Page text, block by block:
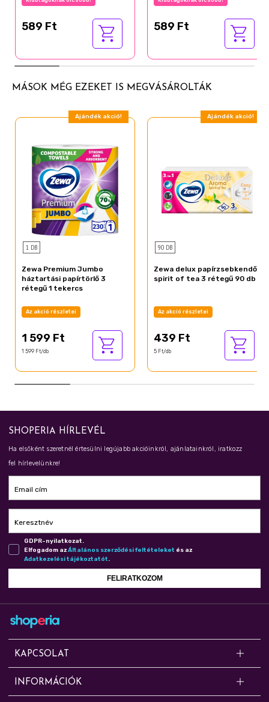
589 Ft 589 Ft
MÁSOK MÉG EZEKET IS MEGVÁSÁROLTÁK
Ajándék akció!
1 DB
Zewa Premium Jumbo
háztartási papírtörlő 3
rétegű 1 tekercs
Az akció részletei
1 599 Ft
1 599 Ft/db
Ajándék akció!
90 DB
Zewa delux papírzsebkendő
spirit of tea 3 rétegű 90 db
Az akció részletei
439 Ft
5 Ft/db
SHOPERIA HÍRLEVÉL
Ha elsőként szeretnél értesülni legújabb akcióinkról, ajánlatainkról, iratkozz
fel hírlevelünkre!
Email cím
Keresztnév
GDPR-nyilatkozat.
Elfogadom azÁl­ta­lá­nos szer­ző­dé­si fel­té­te­le­ket és az
Adat­ke­ze­lé­si tá­jé­koz­ta­tót.
FELIRATKOZOM
KAPCSOLAT
Kérdésed van? Segítünk!
INFORMÁCIÓK